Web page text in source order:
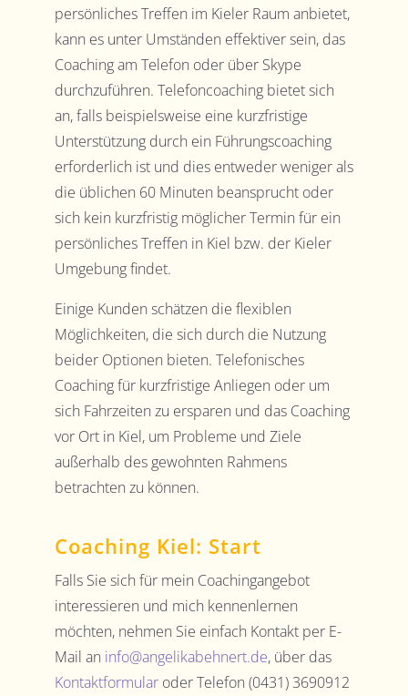
persönliches Treffen im Kieler Raum anbietet,
kann es unter Umständen effektiver sein, das
Coaching am Telefon oder über Skype
durchzuführen. Telefoncoaching bietet sich
an, falls beispielsweise eine kurzfristige
Unterstützung durch ein Führungscoaching
erforderlich ist und dies entweder weniger als
die üblichen 60 Minuten beansprucht oder
sich kein kurzfristig möglicher Termin für ein
persönliches Treffen in Kiel bzw. der Kieler
Umgebung findet.
Einige Kunden schätzen die flexiblen
Möglichkeiten, die sich durch die Nutzung
beider Optionen bieten. Telefonisches
Coaching für kurzfristige Anliegen oder um
sich Fahrzeiten zu ersparen und das Coaching
vor Ort in Kiel, um Probleme und Ziele
außerhalb des gewohnten Rahmens
betrachten zu können.
Coaching Kiel: Start
Falls Sie sich für mein Coachingangebot
interessieren und mich kennenlernen
möchten, nehmen Sie einfach Kontakt per E-
Mail an info@angelikabehnert.de, über das
Kontaktformularoder Telefon (0431) 3690912